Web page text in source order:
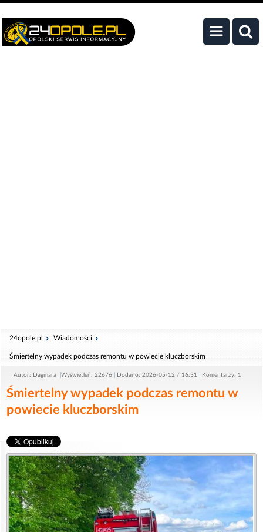
24opole.pl Wiadomości
Śmiertelny wypadek podczas remontu w powiecie kluczborskim
Autor: Dagmara Wyświetleń: 22676 Dodano: 2026-05-12 / 16:31 Komentarzy: 1
Śmiertelny wypadek podczas remontu w
powiecie kluczborskim